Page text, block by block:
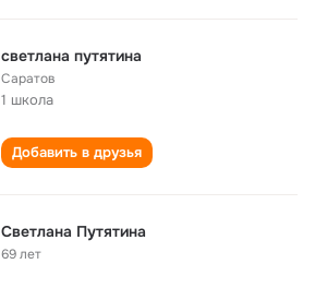
светлана путятина
Саратов
1 школа
Добавить в друзья
Светлана Путятина
69 лет